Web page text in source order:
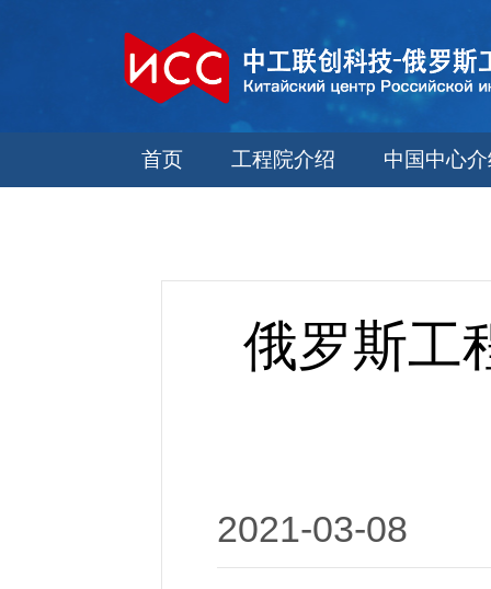
首页 工程院介绍 中国中心
俄罗斯工
2021-03-08